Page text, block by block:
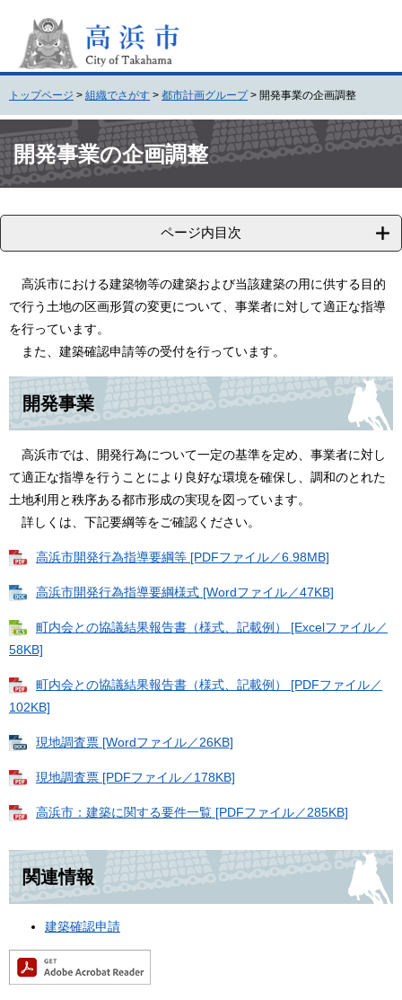
頭
で
す
。
飛
ば
し
て
本
へ
トップページ > 組織でさがす > 都市計画グループ > 開発事業の企画調整
文 開発事業の企画調整
ページ内目次
高浜市における建築物等の建築および当該建築の用に供する目的
で行う土地の区画形質の変更について、事業者に対して適正な指導
を行っています。
また、建築確認申請等の受付を行っています。
開発事業
高浜市では、開発行為について一定の基準を定め、事業者に対し
て適正な指導を行うことにより良好な環境を確保し、調和のとれた
土地利用と秩序ある都市形成の実現を図っています。
詳しくは、下記要綱等をご確認ください。
高浜市開発行為指導要綱等 [PDFファイル／6.98MB]
高浜市開発行為指導要綱様式 [Wordファイル／47KB]
町内会との協議結果報告書（様式、記載例） [Excelファイル／
58KB]
町内会との協議結果報告書（様式、記載例） [PDFファイル／
102KB]
現地調査票 [Wordファイル／26KB]
現地調査票 [PDFファイル／178KB]
高浜市：建築に関する要件一覧 [PDFファイル／285KB]
関連情報
建築確認申請